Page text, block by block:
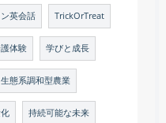
英会話 TrickOrTreat
体験 学びと成長
生態系調和型農業
持続可能な未来